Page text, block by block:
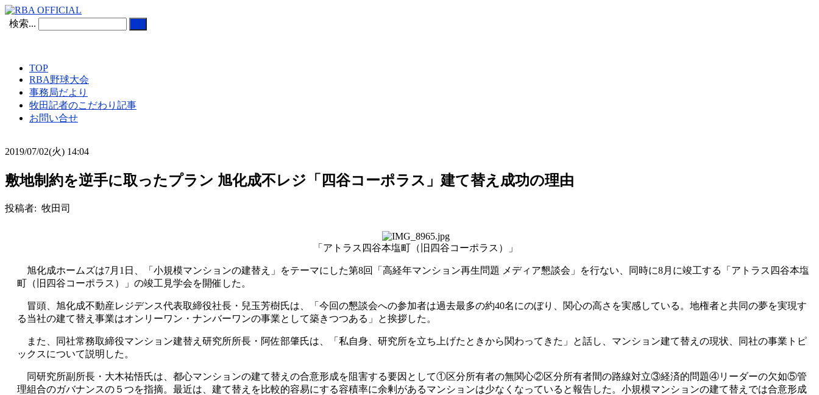
検索...
TOP
RBA野球大会
事務局だより
牧田記者のこだわり記事
お問い合せ
2019/07/02(火) 14:04
敷地制約を逆手に取ったプラン 旭化成不レジ「四谷コーポラス」建て替え成功の理由
投稿者: 牧田司
「アトラス四谷本塩町（旧四谷コーポラス）」
旭化成ホームズは7月1日、「小規模マンションの建替え」をテーマにした第8回「高経年マンション再生問題 メディア懇談会」を行ない、同時に8月に竣工する「アトラス四谷本塩
町（旧四谷コーポラス）」の竣工見学会を開催した。
冒頭、旭化成不動産レジデンス代表取締役社長・兒玉芳樹氏は、「今回の懇談会への参加者は過去最多の約40名にのぼり、関心の高さを実感している。地権者と共同の夢を実現す
る当社の建て替え事業はオンリーワン・ナンバーワンの事業として築きつつある」と挨拶した。
また、同社常務取締役マンション建替え研究所所長・阿佐部肇氏は、「私自身、研究所を立ち上げたときから関わってきた」と話し、マンション建て替えの現状、同社の事業トピ
ックスについて説明した。
同研究所副所長・大木祐悟氏は、都心マンションの建て替えの合意形成を阻害する要因として①区分所有者の無関心②区分所有者間の路線対立③経済的問題④リーダーの欠如⑤管
理組合のガバナンスの５つを指摘。最近は、建て替えを比較的容易にする容積率に余剰があるマンションは少なくなっていると報告した。小規模マンションの建て替えでは合意形成